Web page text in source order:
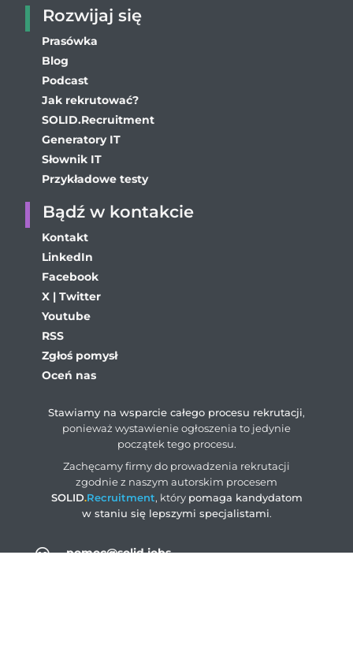
pomoc@solid.jobs
Rozwijaj się
Prasówka
Blog
Podcast
Jak rekrutować?
SOLID.Recruitment
Generatory IT
Słownik IT
Przykładowe testy
Bądź w kontakcie
Kontakt
LinkedIn
Facebook
X | Twitter
Youtube
RSS
Zgłoś pomysł
Oceń nas
Stawiamy na wsparcie całego procesu rekrutacji,
ponieważ wystawienie ogłoszenia to jedynie
początek tego procesu.
Zachęcamy firmy do prowadzenia rekrutacji
zgodnie z naszym autorskim procesem
SOLID.Recruitment, który pomaga kandydatom
w staniu się lepszymi specjalistami.